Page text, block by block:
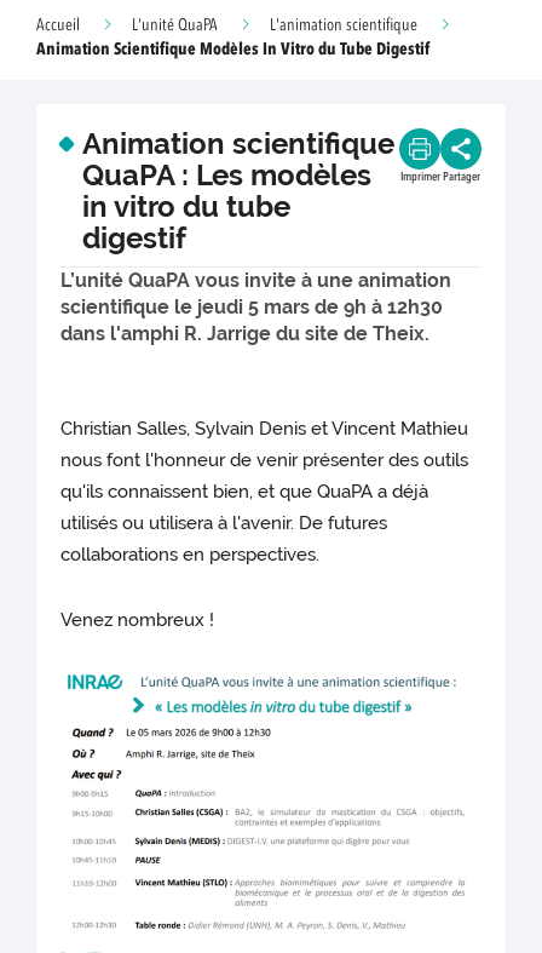
Accueil L'unité QuaPA
L'animation scientifique
Animation Scientifique Modèles In Vitro du Tube Digestif
Animation scientifique
QuaPA : Les modèles
in vitro du tube
digestif
Imprimer Partager
L’unité QuaPA vous invite à une animation
scientifique le jeudi 5 mars de 9h à 12h30
dans l'amphi R. Jarrige du site de Theix.
Christian Salles, Sylvain Denis et Vincent Mathieu
nous font l'honneur de venir présenter des outils
qu'ils connaissent bien, et que QuaPA a déjà
utilisés ou utilisera à l'avenir. De futures
collaborations en perspectives.
Venez nombreux !